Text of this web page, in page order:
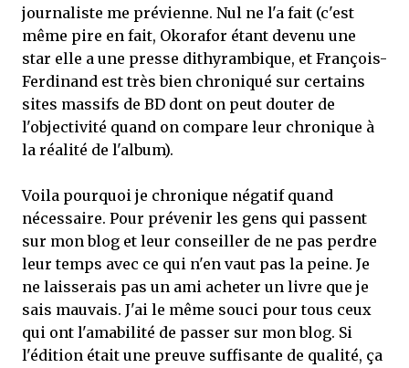
journaliste me prévienne. Nul ne l'a fait (c'est
même pire en fait, Okorafor étant devenu une
star elle a une presse dithyrambique, et François-
Ferdinand est très bien chroniqué sur certains
sites massifs de BD dont on peut douter de
l'objectivité quand on compare leur chronique à
la réalité de l'album).
Voila pourquoi je chronique négatif quand
nécessaire. Pour prévenir les gens qui passent
sur mon blog et leur conseiller de ne pas perdre
leur temps avec ce qui n'en vaut pas la peine. Je
ne laisserais pas un ami acheter un livre que je
sais mauvais. J'ai le même souci pour tous ceux
qui ont l'amabilité de passer sur mon blog. Si
l'édition était une preuve suffisante de qualité, ça